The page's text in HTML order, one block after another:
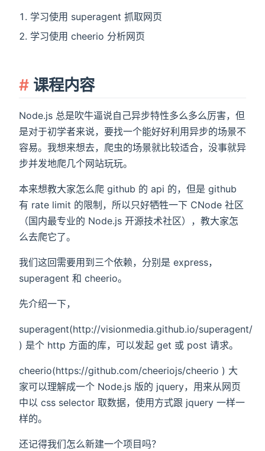
学习使用 superagent 抓取网页
学习使用 cheerio 分析网页
课程内容
Node.js 总是吹牛逼说自己异步特性多么多么厉害，但
是对于初学者来说，要找一个能好好利用异步的场景不
容易。我想来想去，爬虫的场景就比较适合，没事就异
步并发地爬几个网站玩玩。
本来想教大家怎么爬 github 的 api 的，但是 github
有 rate limit 的限制，所以只好牺牲一下 CNode 社区
（国内最专业的 Node.js 开源技术社区），教大家怎
么去爬它了。
我们这回需要用到三个依赖，分别是 express，
superagent 和 cheerio。
先介绍一下，
superagent(http://visionmedia.github.io/superagent/
) 是个 http 方面的库，可以发起 get 或 post 请求。
cheerio(https://github.com/cheeriojs/cheerio ) 大
家可以理解成一个 Node.js 版的 jquery，用来从网页
中以 css selector 取数据，使用方式跟 jquery 一样一
样的。
还记得我们怎么新建一个项目吗？